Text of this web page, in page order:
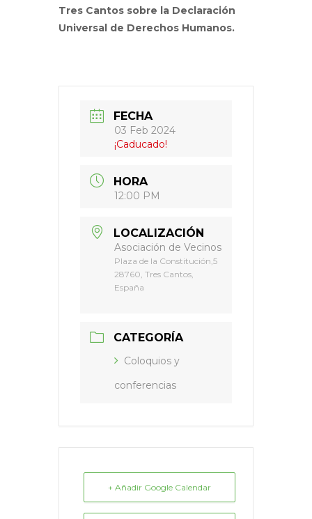
Tres Cantos sobre la Declaración
Universal de Derechos Humanos.
FECHA
03 Feb 2024
¡Caducado!
HORA
12:00 PM
LOCALIZACIÓN
Asociación de Vecinos
Plaza de la Constitución,5
28760, Tres Cantos,
España
CATEGORÍA
Coloquios y
conferencias
+ Añadir Google Calendar